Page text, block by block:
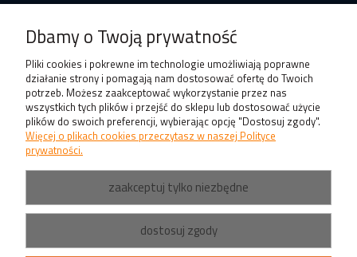
Dbamy o Twoją prywatność
Pliki cookies i pokrewne im technologie umożliwiają poprawne
działanie strony i pomagają nam dostosować ofertę do Twoich
potrzeb. Możesz zaakceptować wykorzystanie przez nas
wszystkich tych plików i przejść do sklepu lub dostosować użycie
plików do swoich preferencji, wybierając opcję "Dostosuj zgody".
Więcej o plikach cookies przeczytasz w naszej Polityce
prywatności.
zaakceptuj tylko niezbędne
dostosuj zgody